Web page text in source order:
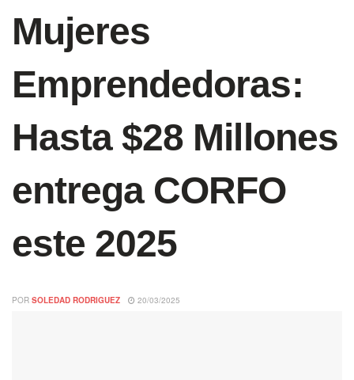
Mujeres
Emprendedoras:
Hasta $28 Millones
entrega CORFO
este 2025
POR SOLEDAD RODRIGUEZ 20/03/2025